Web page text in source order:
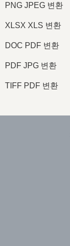
PNG JPEG 변환
XLSX XLS 변환
DOC PDF 변환
PDF JPG 변환
TIFF PDF 변환